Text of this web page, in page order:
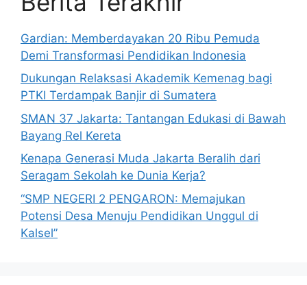
Gardian: Memberdayakan 20 Ribu Pemuda
Demi Transformasi Pendidikan Indonesia
Dukungan Relaksasi Akademik Kemenag bagi
PTKI Terdampak Banjir di Sumatera
SMAN 37 Jakarta: Tantangan Edukasi di Bawah
Bayang Rel Kereta
Kenapa Generasi Muda Jakarta Beralih dari
Seragam Sekolah ke Dunia Kerja?
“SMP NEGERI 2 PENGARON: Memajukan
Potensi Desa Menuju Pendidikan Unggul di
Kalsel”